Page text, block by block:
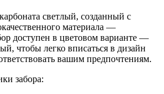
светлый, созданный с
материала —
доступен в цветовом варианте —
чтобы легко вписаться в дизайн
вашим предпочтениям.
забора: